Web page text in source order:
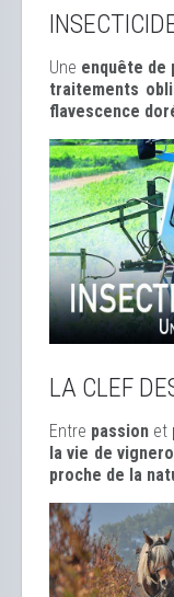
Une enquête de
traitements
flavescence
LA CLEF
Entre passion et
la vie de
proche de la